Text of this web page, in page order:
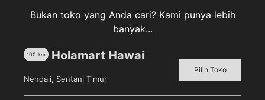
Ulasan (0)
Indomilk Strawberry Susu UHT [250 mL/ Kotak]
Bukan toko yang Anda cari? Kami punya lebih
banyak...
Holamart Hawai
100 km
Nendali, Sentani Timur
Pilih Toko